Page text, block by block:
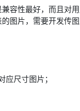
容性最好，而且对
图片，需要开发传
应尺寸图片；